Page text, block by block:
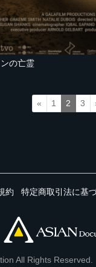
の亡霊
« 1 2 3
約 特定商取引法に基
All Rights